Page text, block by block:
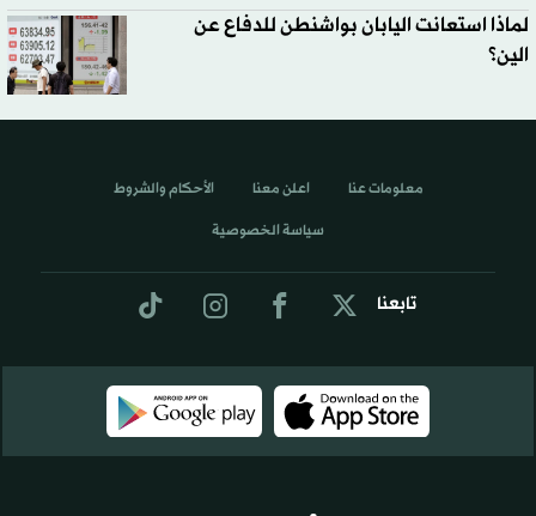
لماذا استعانت اليابان بواشنطن للدفاع عن
الين؟
تابعنا
معلومات عنا اعلن معنا الأحكام والشروط
سياسة الخصوصية